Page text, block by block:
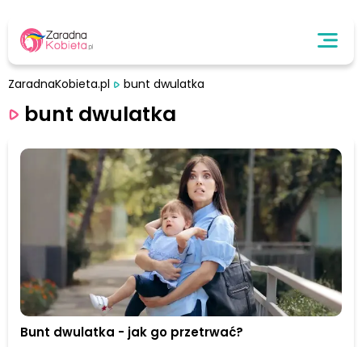
ZaradnaKobieta.pl bunt dwulatka
bunt dwulatka
Bunt dwulatka - jak go przetrwać?